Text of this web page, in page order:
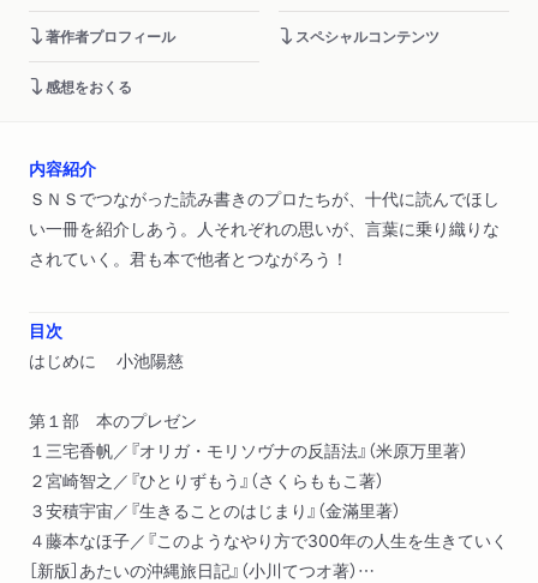
著作者プロフィール スペシャルコンテンツ
感想をおくる
内容紹介
ＳＮＳでつながった読み書きのプロたちが、十代に読んでほし
い一冊を紹介しあう。人それぞれの思いが、言葉に乗り織りな
されていく。君も本で他者とつながろう！
目次
はじめに 小池陽慈
第１部 本のプレゼン
１三宅香帆／『オリガ・モリソヴナの反語法』（米原万里著）
２宮崎智之／『ひとりずもう』（さくらももこ著）
３安積宇宙／『生きることのはじまり』（金滿里著）
４藤本なほ子／『このようなやり方で300年の人生を生きていく
［新版］あたいの沖縄旅日記』（小川てつオ著）